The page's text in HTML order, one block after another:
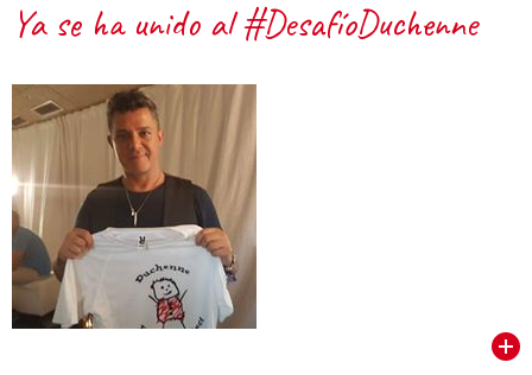
Ya se ha unido al #DesafíoDuchenne